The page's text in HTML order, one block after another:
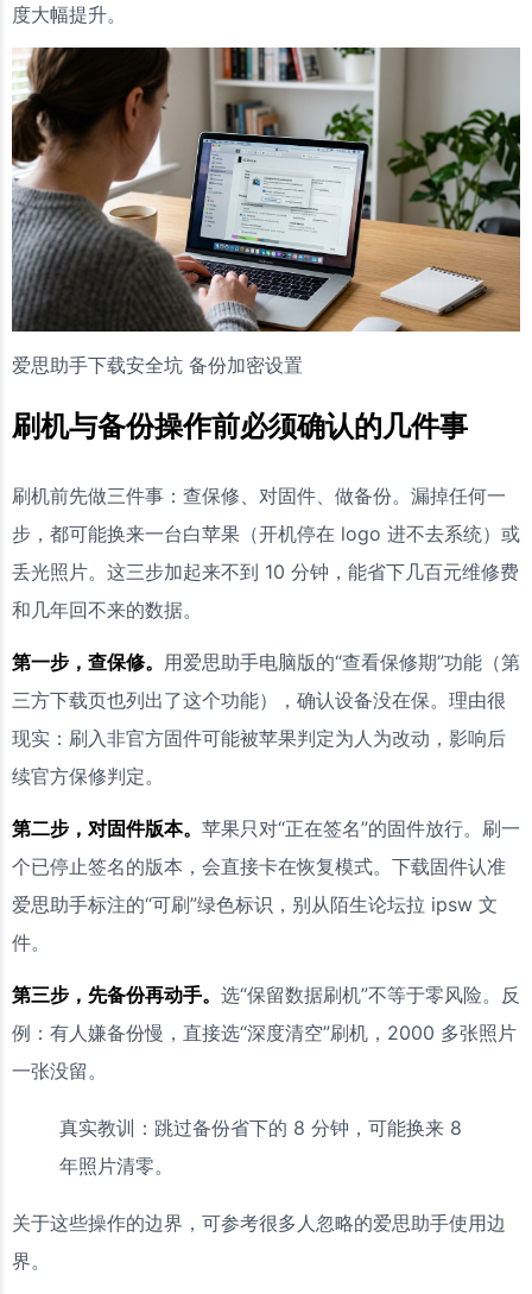
度大幅提升。
爱思助手下载安全坑 备份加密设置
刷机与备份操作前必须确认的几件事
刷机前先做三件事：查保修、对固件、做备份。漏掉任何一
步，都可能换来一台白苹果（开机停在 logo 进不去系统）或
丢光照片。这三步加起来不到 10 分钟，能省下几百元维修费
和几年回不来的数据。
第一步，查保修。 用爱思助手电脑版的“查看保修期”功能（第
三方下载页也列出了这个功能），确认设备没在保。理由很
现实：刷入非官方固件可能被苹果判定为人为改动，影响后
续官方保修判定。
第二步，对固件版本。 苹果只对“正在签名”的固件放行。刷一
个已停止签名的版本，会直接卡在恢复模式。下载固件认准
爱思助手标注的“可刷”绿色标识，别从陌生论坛拉 ipsw 文
件。
第三步，先备份再动手。 选“保留数据刷机”不等于零风险。反
例：有人嫌备份慢，直接选“深度清空”刷机，2000 多张照片
一张没留。
真实教训：跳过备份省下的 8 分钟，可能换来 8
年照片清零。
关于这些操作的边界，可参考很多人忽略的爱思助手使用边
界。